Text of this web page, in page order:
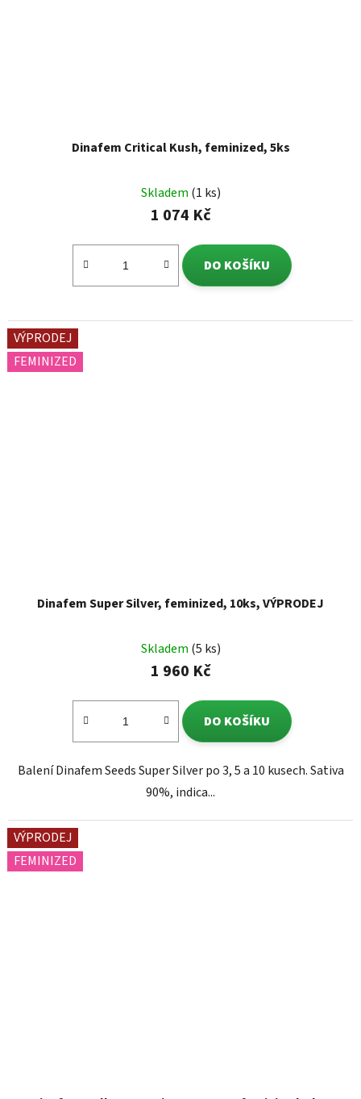
Dinafem Critical Kush, feminized, 5ks
Skladem (1 ks)
1 074 Kč
DO KOŠÍKU
VÝPRODEJ
FEMINIZED
Dinafem Super Silver, feminized, 10ks, VÝPRODEJ
Skladem (5 ks)
1 960 Kč
DO KOŠÍKU
Balení Dinafem Seeds Super Silver po 3, 5 a 10 kusech. Sativa
90%, indica...
VÝPRODEJ
FEMINIZED